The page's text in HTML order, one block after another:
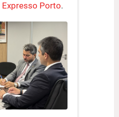
Expresso Porto.